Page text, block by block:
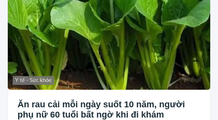
Y tế - Sức khỏe
Ăn rau cải mỗi ngày suốt 10 năm, người
phụ nữ 60 tuổi bất ngờ khi đi khám